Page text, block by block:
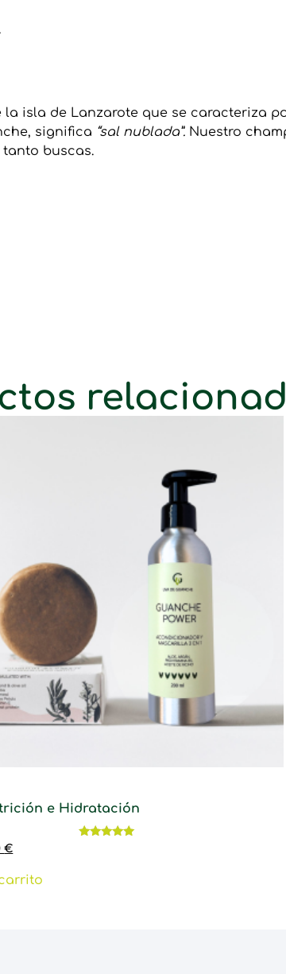
isla de Lanzarote que se caracteriza
significa “sal nublada”. Nuestro
buscas.
e Hidratación
€